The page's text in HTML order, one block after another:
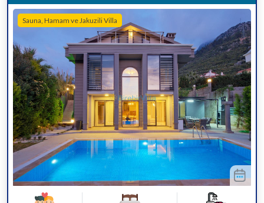
Sauna, Hamam ve Jakuzili Villa